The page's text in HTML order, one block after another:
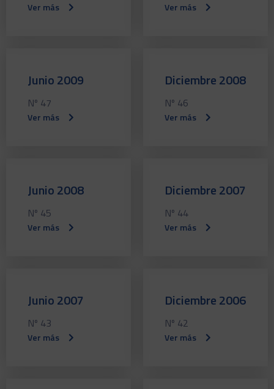
Ver más Ver más
Junio 2009
Nº 47
Ver más
Diciembre 2008
Nº 46
Ver más
Junio 2008
Nº 45
Ver más
Diciembre 2007
Nº 44
Ver más
Junio 2007
Nº 43
Ver más
Diciembre 2006
Nº 42
Ver más